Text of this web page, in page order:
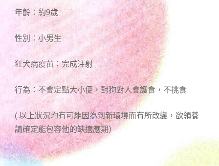
年齡：約9歲
性別：小男生
狂犬病疫苗：完成注射
行為：不會定點大小便，對狗對人會護食，不挑食
( 以上狀況均有可能因為到新環境而有所改變，欲領養
請確定能包容他的缺適應期）